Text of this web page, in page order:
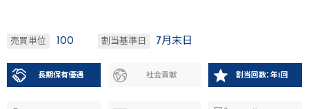
売買単位 100 割当基準日 7月末日
長期保有優遇 社会貢献 割当回数：年1回